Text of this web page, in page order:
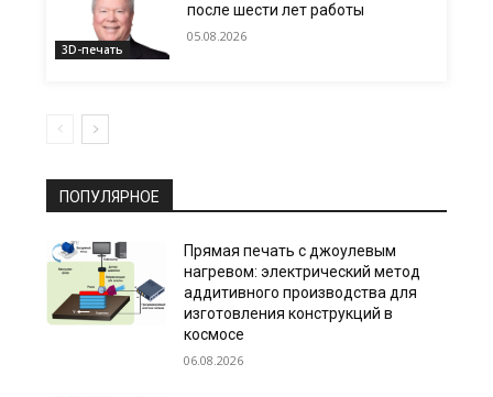
3D-печать
после шести лет работы
05.08.2026
ПОПУЛЯРНОЕ
Прямая печать с джоулевым
нагревом: электрический метод
аддитивного производства для
изготовления конструкций в
космосе
06.08.2026